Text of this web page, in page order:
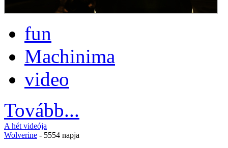
fun
Machinima
video
Tovább...
A hét videója
Wolverine - 5554 napja